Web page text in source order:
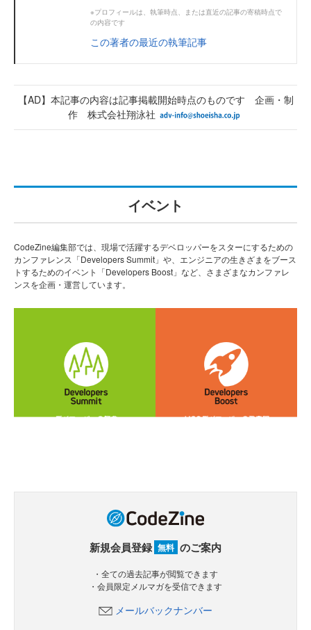
※プロフィールは、執筆時点、または直近の記事の寄稿時点で
の内容です
この著者の最近の執筆記事
【AD】本記事の内容は記事掲載開始時点のものです 企画・制
作 株式会社翔泳社
イベント
CodeZine編集部では、現場で活躍するデベロッパーをスターにするための
カンファレンス「Developers Summit」や、エンジニアの生きざまをブース
トするためのイベント「Developers Boost」など、さまざまなカンファレ
ンスを企画・運営しています。
新規会員登録 無料 のご案内
・全ての過去記事が閲覧できます
・会員限定メルマガを受信できます
メールバックナンバー